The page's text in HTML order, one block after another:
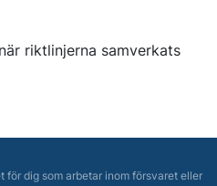
riktlinjerna samverkats
dig som arbetar inom försvaret eller